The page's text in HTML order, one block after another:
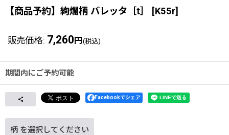
【商品予約】絢爛柄 バレッタ［t］ [K55r]
販売価格: 7,260 円 (税込)
期間内にご予約可能
Facebookでシェア
柄 を選択してください